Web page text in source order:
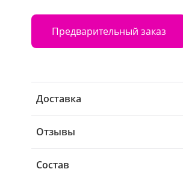
Предварительный заказ
Доставка
Отзывы
Состав